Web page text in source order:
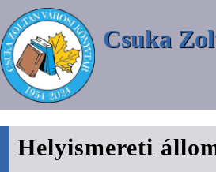
Csuka
Helyismereti